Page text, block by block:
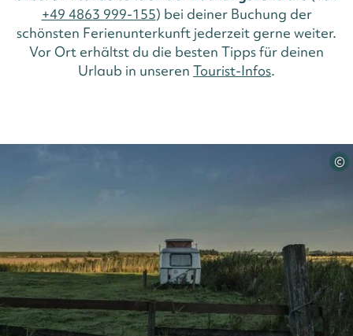
+49 4863 999-155) bei deiner Buchung der
schönsten Ferienunterkunft jederzeit gerne weiter.
Vor Ort erhältst du die besten Tipps für deinen
Urlaub in unseren Tourist-Infos.
©